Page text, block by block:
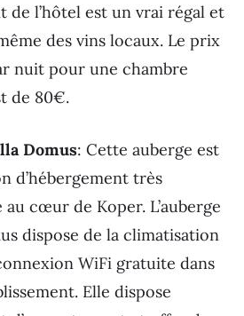
de l’hôtel est un vrai régal et
des vins locaux. Le prix
nuit pour une chambre
de 80€.
Domus: Cette auberge est
d’hébergement très
au cœur de Koper. L’auberge
dispose de la climatisation
WiFi gratuite dans
Elle dispose